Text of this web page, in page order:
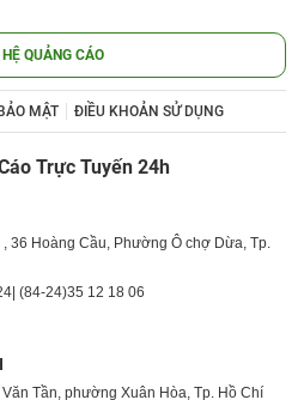
QUẢNG CÁO
MẬT ĐIỀU KHOẢN SỬ DỤNG
Trực Tuyến 24h
36 Hoàng Cầu, Phường Ô chợ Dừa, Tp.
| (84-24)35 12 18 06
Tần, phường Xuân Hòa, Tp. Hồ Chí